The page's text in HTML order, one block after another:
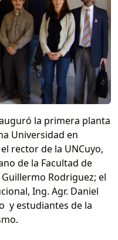
la primera planta
Universidad en
rector de la UNCuyo,
de la Facultad de
Guillermo Rodriguez; el
Ing. Agr. Daniel
y estudiantes de la